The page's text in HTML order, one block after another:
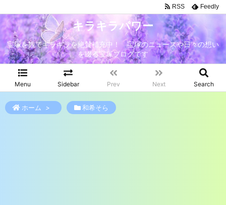
キラキラパワー
宝塚を観てキラキラを絶賛補充中！ 宝塚のニュースや日々の想い
を綴る宝塚ブログです
Menu Sidebar Prev Next Search
RSS Feedly
ホーム > 和希そら